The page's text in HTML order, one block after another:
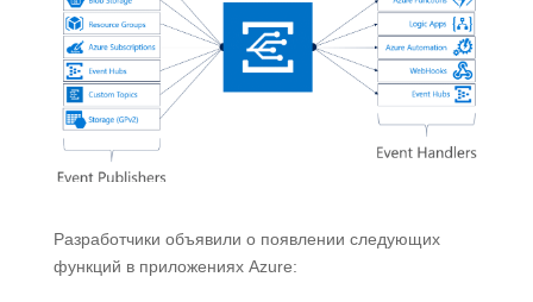
Разработчики объявили о появлении следующих
функций в приложениях Azure: